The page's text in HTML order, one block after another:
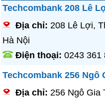
Techcombank 208 Lê
Địa chỉ:208 Lê Lợi,
Hà Nội
Điện thoại:0243 361
Techcombank 256 Ngô
Địa chỉ:256 Ngô Gia